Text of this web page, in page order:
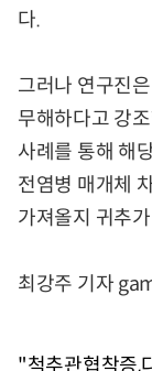
다.
그러나 연구진
무해하다고 강
사례를 통해 해
전염병 매개체
가져올지 귀추
최강주 기자